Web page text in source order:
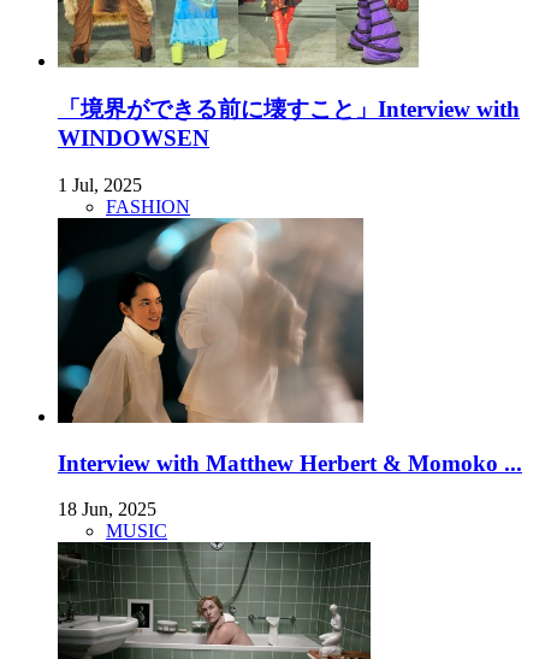
「境界ができる前に壊すこと」Interview with
WINDOWSEN
1 Jul, 2025
FASHION
Interview with Matthew Herbert & Momoko ...
18 Jun, 2025
MUSIC